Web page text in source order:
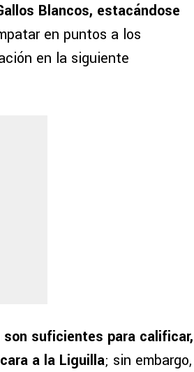
Blancos, estacándose
en puntos a los
en la siguiente
suficientes para calificar,
a la Liguilla; sin embargo,